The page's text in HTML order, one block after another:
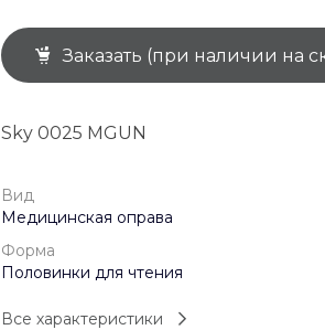
+7 (926) 092 4274
г. Королёв, пр-т
(0-9)
1 мая: 10:00-19:00
9 мая: 10:00-19:00
Заказать (при наличии на
Sky 0025 MGUN
Вид
Медицинская оправа
Форма
Половинки для чтения
Все характеристики